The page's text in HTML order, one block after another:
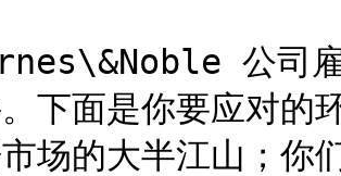
公司
下面是你要应对的
场的大半江山；你